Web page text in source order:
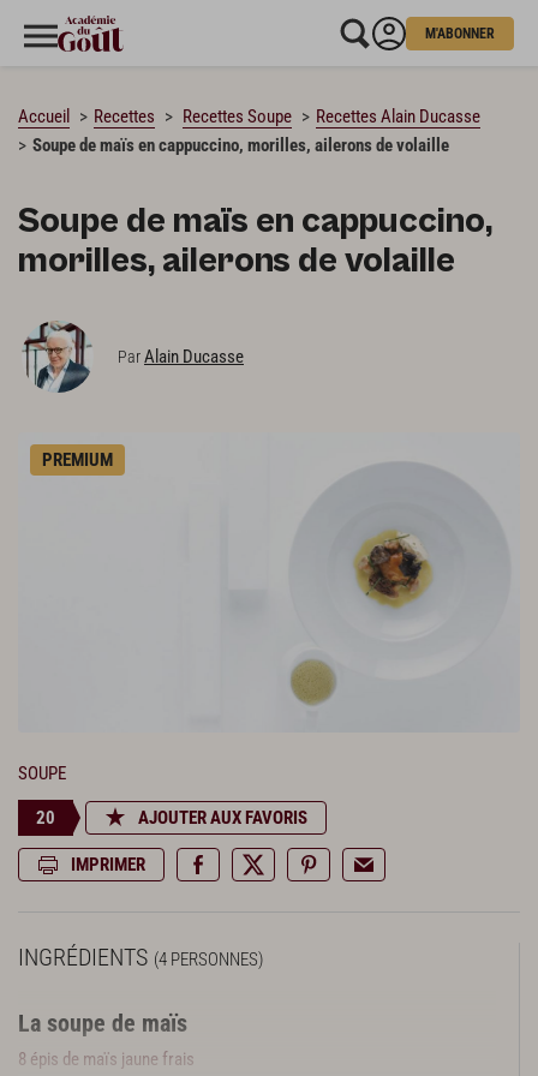
M'ABONNER
Accueil Recettes Recettes Soupe
Recettes Alain Ducasse
Soupe de maïs en cappuccino, morilles, ailerons de volaille
Soupe de maïs en cappuccino,
morilles, ailerons de volaille
ParAlain Ducasse
PREMIUM
SOUPE
20 AJOUTER AUX FAVORIS
IMPRIMER
INGRÉDIENTS (4 PERSONNES)
La soupe de maïs
8 épis de maïs jaune frais
CHARGEMENT…